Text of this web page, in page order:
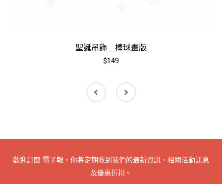
聖誕吊飾＿棒球畫版
$149
歡迎訂閱 電子報，你將定期收到我們的最新資訊、相關活動訊息
及優惠折扣。